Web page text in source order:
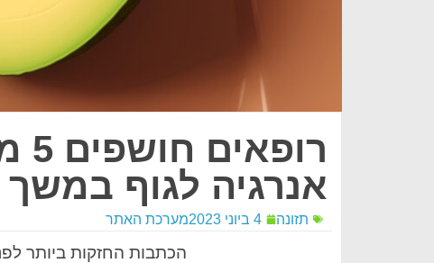
אנרגיה לגוף במשך
תזונה 4 ביוני 2023 מערכת האתר
הכתבות החזקות ביותר